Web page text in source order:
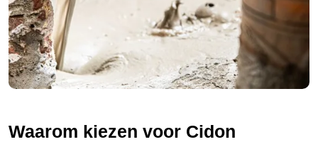
Waarom kiezen voor Cidon